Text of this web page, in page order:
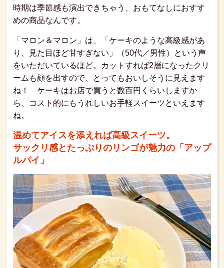
時期は季節感も演出できちゃう、おもてなしにおすす
めの商品なんです。
「マロン＆マロン」は、「ケーキのような高級感があ
り、見た目ほど甘すぎない」（50代／男性）という声
をいただいているほど。カットすれば2層になったクリ
ームも顔を出すので、とってもおいしそうに見えます
ね！ ケーキはお店で買うと数百円くらいしますか
ら、コスト的にもうれしいお手軽スイーツといえます
ね。
温めてアイスを添えれば高級スイーツ。
サックリ感とたっぷりのリンゴが魅力の「アップ
ルパイ」